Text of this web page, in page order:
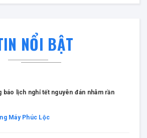
NỔI BẬT
báo lịch nghỉ tết nguyên đán nhâm rần
Máy Phúc Lộc